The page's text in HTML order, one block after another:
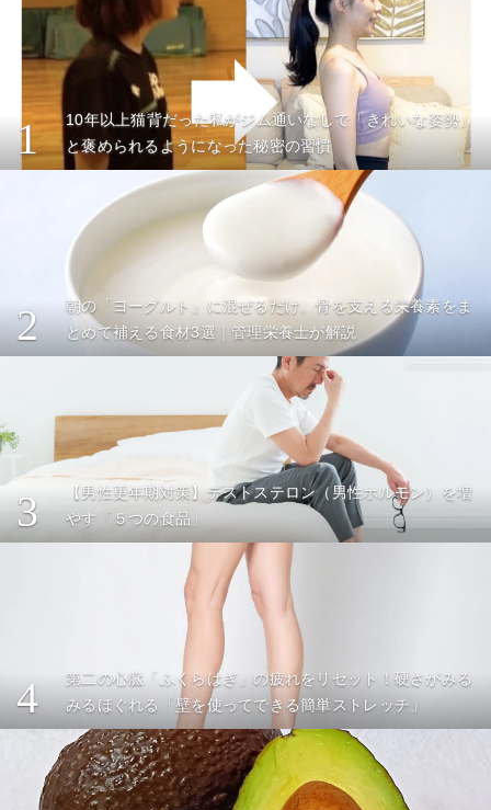
1
10年以上猫背だった私がジム通いなしで「きれいな姿勢」
と褒められるようになった秘密の習慣
2
朝の「ヨーグルト」に混ぜるだけ。骨を支える栄養素をま
とめて補える食材3選｜管理栄養士が解説
3
【男性更年期対策】テストステロン（男性ホルモン）を増
やす「５つの食品」
4
第二の心臓「ふくらはぎ」の疲れをリセット！硬さがみる
みるほぐれる「壁を使ってできる簡単ストレッチ」